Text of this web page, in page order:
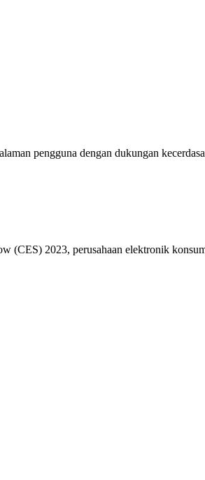
pengguna dengan dukungan
2023, perusahaan elektronik